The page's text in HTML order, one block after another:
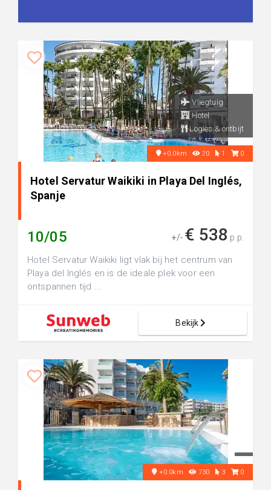
Vliegtuig
Hotel
Logies & ontbijt
+0.0km 20 1 0
Hotel Servatur Waikiki in Playa Del Inglés,
Spanje
10/05 +/- € 538 p.p.
Hotel Servatur Waikiki ligt vlak bij het centrum van
Playa del Inglés en is de ideale plek voor een
ontspannen tijd ...
Bekijk
+0.0km 730 3 0